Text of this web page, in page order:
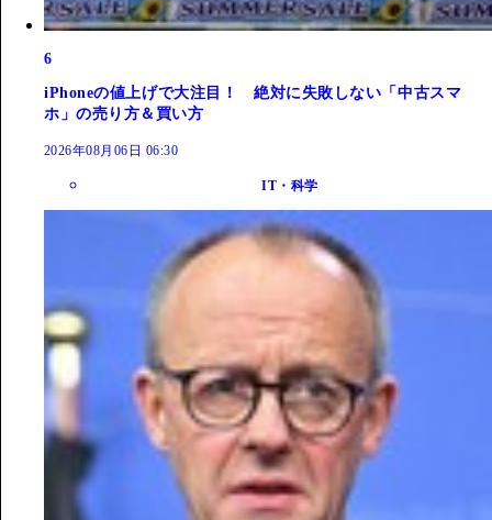
6
iPhoneの値上げで大注目！ 絶対に失敗しない「中古スマ
ホ」の売り方＆買い方
2026年08月06日 06:30
IT・科学